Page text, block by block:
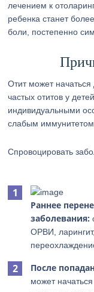
лечением к
ребенка станет
боли, постепенно
Отит может
частых отитов у
индивидуальными
слабым иммунитетом.
Спровоцировать
Раннее
заболевания:
ОРВИ,
После
может